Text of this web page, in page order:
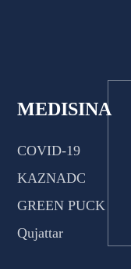
MEDISINA
COVID-19
KAZNADC
GREEN PUCK
Qujattar